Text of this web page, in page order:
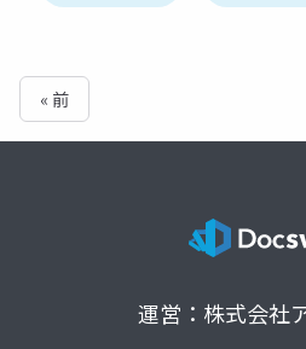
« 前
運営：株式会社